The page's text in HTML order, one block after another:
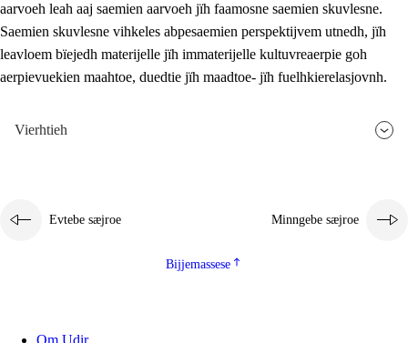
aarvoeh leah aaj saemien aarvoeh jïh faamosne saemien skuvlesne.
Saemien skuvlesne vihkeles abpesaemien perspektijvem utnedh, jïh
leavloem bïejedh materijelle jïh immaterijelle kultuvreaerpie goh
aerpievuekien maahtoe, duedtie jïh maadtoe- jïh fuelhkierelasjovnh.
Vierhtieh
Evtebe sæjroe Minngebe sæjroe
Bijjemassese